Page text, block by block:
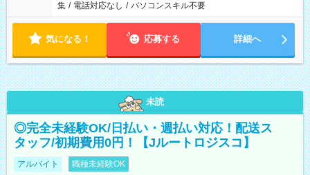
集 / 電話対応なし / パソコンスキル不要
気になる！ 応募する 詳細へ
未読
◎完全未経験OK/日払い・週払い対応！配送ス
タッフ/初期費用0円！【Jルートロジスコ】
アルバイト 職種未経験OK